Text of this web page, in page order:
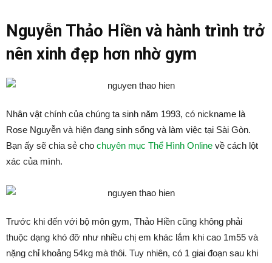
Nguyễn Thảo Hiền và hành trình trở
nên xinh đẹp hơn nhờ gym
Nhân vật chính của chúng ta sinh năm 1993, có nickname là
Rose Nguyễn và hiện đang sinh sống và làm việc tại Sài Gòn.
Bạn ấy sẽ chia sẻ cho chuyên mục Thể Hình Online về cách lột
xác của mình.
Trước khi đến với bộ môn gym, Thảo Hiền cũng không phải
thuộc dạng khó đỡ như nhiều chị em khác lắm khi cao 1m55 và
nặng chỉ khoảng 54kg mà thôi. Tuy nhiên, có 1 giai đoạn sau khi